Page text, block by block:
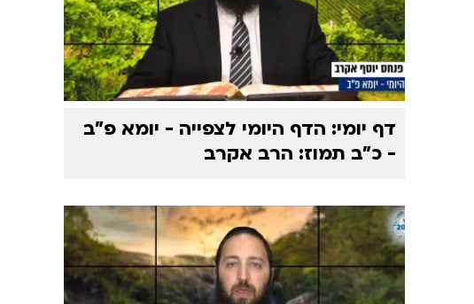
דף יומי: הדף היומי לצפייה - יומא פ"ב
- כ"ב תמוז: הרב אקרב